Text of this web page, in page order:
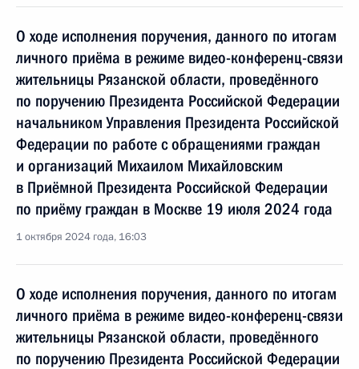
О ходе исполнения поручения, данного по итогам
личного приёма в режиме видео-конференц-связи
жительницы Рязанской области, проведённого
по поручению Президента Российской Федерации
начальником Управления Президента Российской
Федерации по работе с обращениями граждан
и организаций Михаилом Михайловским
в Приёмной Президента Российской Федерации
по приёму граждан в Москве 19 июля 2024 года
1 октября 2024 года, 16:03
О ходе исполнения поручения, данного по итогам
личного приёма в режиме видео-конференц-связи
жительницы Рязанской области, проведённого
по поручению Президента Российской Федерации